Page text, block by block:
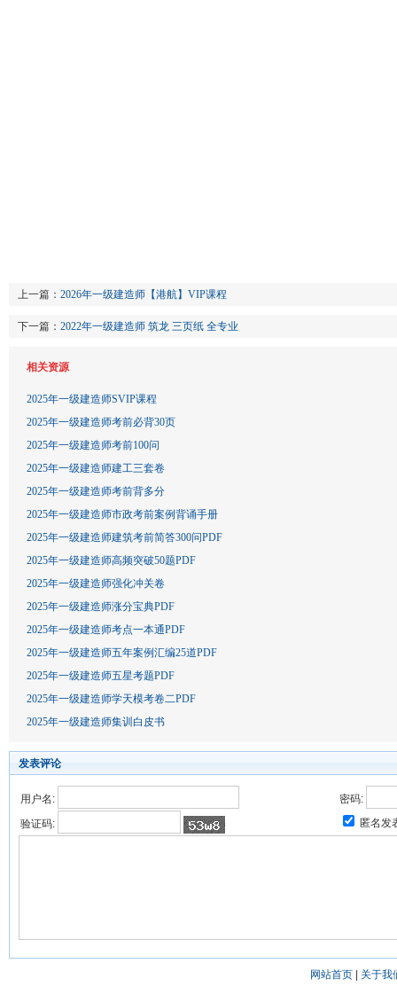
上一篇： 2026年一级建造师【港航】VIP课程
下一篇： 2022年一级建造师 筑龙 三页纸 全专业
相关资源
2025年一级建造师SVIP课程
2025年一级建造师考前必背30页
2025年一级建造师考前100问
2025年一级建造师建工三套卷
2025年一级建造师考前背多分
2025年一级建造师市政考前案例背诵手册
2025年一级建造师建筑考前简答300问PDF
2025年一级建造师高频突破50题PDF
2025年一级建造师强化冲关卷
2025年一级建造师涨分宝典PDF
2025年一级建造师考点一本通PDF
2025年一级建造师五年案例汇编25道PDF
2025年一级建造师五星考题PDF
2025年一级建造师学天模考卷二PDF
2025年一级建造师集训白皮书
发表评论
用户名:
密码:
验证码:
匿名发
网站首页| 关于我